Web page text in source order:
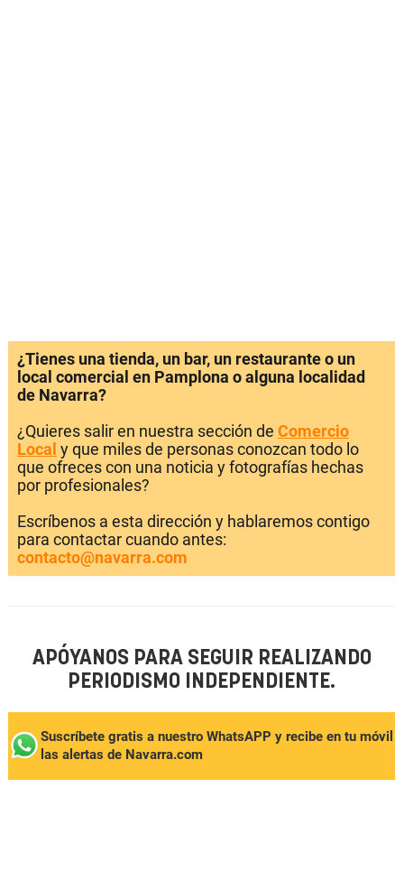
¿Tienes una tienda, un bar, un restaurante o un
local comercial en Pamplona o alguna localidad
de Navarra?
¿Quieres salir en nuestra sección de Comercio
Local y que miles de personas conozcan todo lo
que ofreces con una noticia y fotografías hechas
por profesionales?
Escríbenos a esta dirección y hablaremos contigo
para contactar cuando antes:
contacto@navarra.com
APÓYANOS PARA SEGUIR REALIZANDO
PERIODISMO INDEPENDIENTE.
Suscríbete gratis a nuestro WhatsAPP y recibe en tu móvil
las alertas de Navarra.com